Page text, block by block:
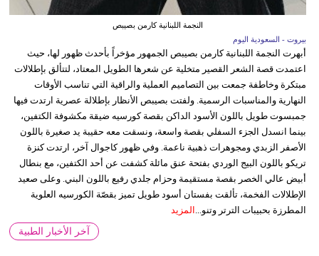
النجمة اللبنانية كارمن بصيبص
بيروت - السعودية اليوم
أبهرت النجمة اللبنانية كارمن بصيبص الجمهور مؤخراً بأحدث ظهور لها، حيث
اعتمدت قصة الشعر القصير متخلية عن شعرها الطويل المعتاد، لتتألق بإطلالات
مبتكرة وخاطفة جمعت بين التصاميم العملية والراقية التي تناسب الأوقات
النهارية والمناسبات الرسمية. ولفتت بصيبص الأنظار بإطلالة عصرية ارتدت فيها
جمبسوت طويل باللون الأسود الداكن بقصة كورسيه ضيقة مكشوفة الكتفين،
بينما انسدل الجزء السفلي بقصة واسعة، ونسقت معه حقيبة يد صغيرة باللون
الأصفر الزبدي ومجوهرات ذهبية ناعمة. وفي ظهور كاجوال آخر، ارتدت كنزة
تريكو باللون البيج الوردي بفتحة عنق مائلة كشفت عن أحد الكتفين، مع بنطال
أبيض عالي الخصر بقصة مستقيمة وحزام جلدي رفيع باللون البني. وعلى صعيد
الإطلالات الفخمة، تألقت بفستان أسود طويل تميز بقصّة الكورسيه العلوية
المطرزة بحبيبات الترتر وتنو... المزيد
آخر الأخبار الطبية